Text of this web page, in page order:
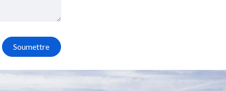
Soumettre